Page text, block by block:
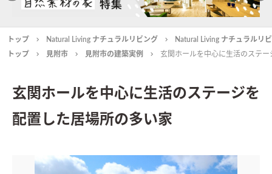
トップ Natural Living ナチュラルリビング
Natural Living ナチュラルリ
トップ
見附市 見附市の建築実例 玄関ホールを中心に生活のステ
玄関ホールを中心に生活のステージを
配置した居場所の多い家